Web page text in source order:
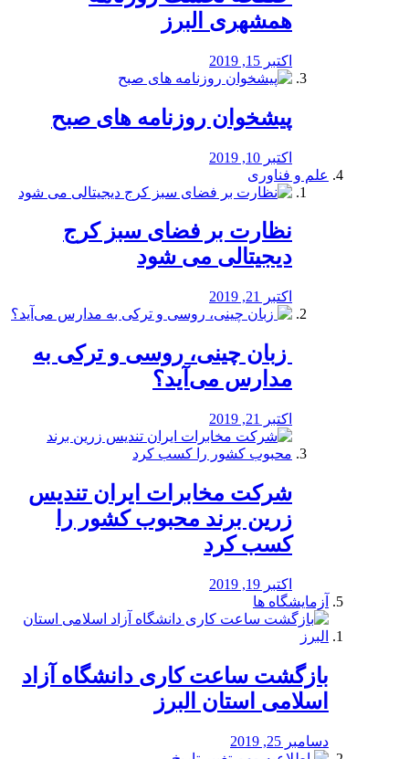
همشهری البرز
اکتبر 15, 2019
پیشخوان روزنامه های صبح
اکتبر 10, 2019
علم و فناوری
نظارت بر فضای سبز کرج
دیجیتالی می شود
اکتبر 21, 2019
️ زبان چینی، روسی و ترکی به
مدارس می‌آید؟
اکتبر 21, 2019
شرکت مخابرات ایران تندیس
زرین برند محبوب کشور را
کسب کرد
اکتبر 19, 2019
آزمایشگاه ها
بازگشت ساعت کاری دانشگاه آزاد
اسلامی استان البرز
دسامبر 25, 2019